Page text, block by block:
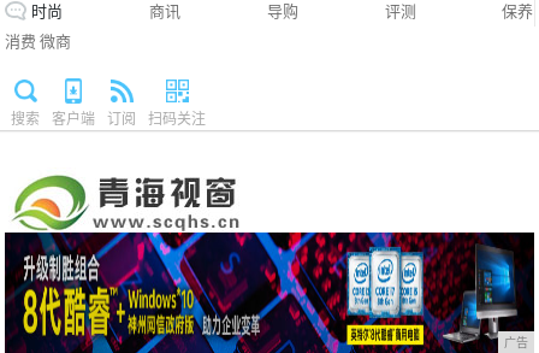
时尚
商讯 导购 评测
保养
消费 微商
搜索 客户端 订阅 扫码关注
广告